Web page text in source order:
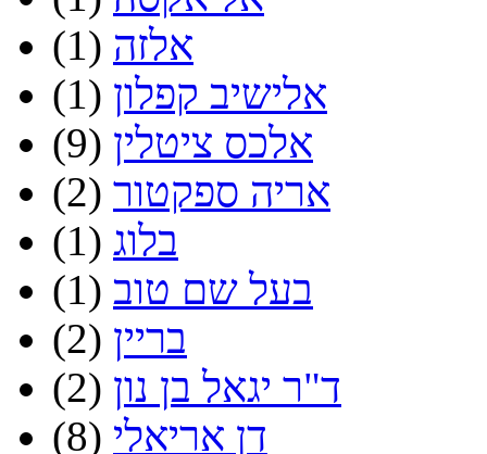
אלזה (1)
אלישיב קפלון (1)
אלכס ציטלין (9)
אריה ספקטור (2)
בלוג (1)
בעל שם טוב (1)
בריין (2)
ד"ר יגאל בן נון (2)
דן אריאלי (8)